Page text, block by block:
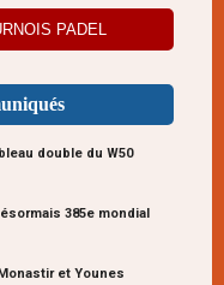
PADEL
double du W50
385e mondial
et Younes